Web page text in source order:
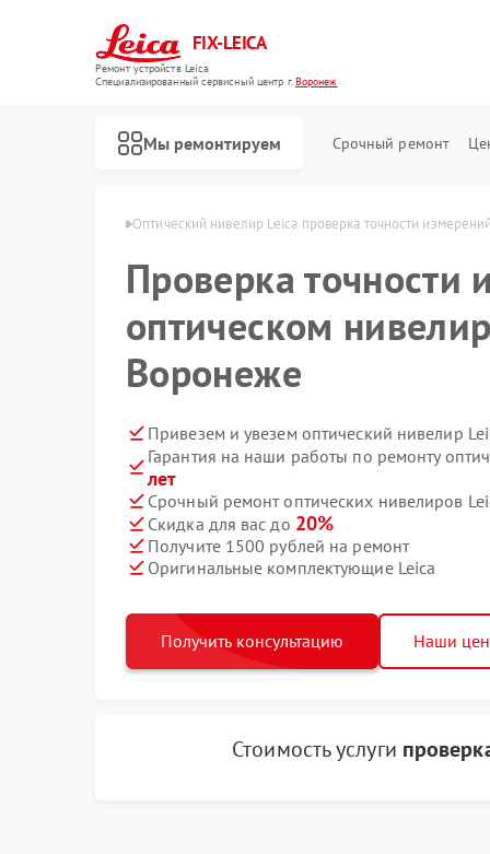
FIX-LEICA
Ремонт устройств Leica
Специализированный cервисный центр г.Воронеж
Мы ремонтируем Срочный ремонт
Leica в Воронеже Оптический нивелир Leica проверка точности измерений
Проверка точности
оптическом
Воронеже
Привезем и увезем оптический нивелир
Гарантия на наши работы по ремонту
лет
Срочный ремонт оптических нивелиров
Скидка для вас до 20%
Получите 1500 рублей на ремонт
Оригинальные комплектующие Leica
Получить консультацию Наши
Стоимость услуги